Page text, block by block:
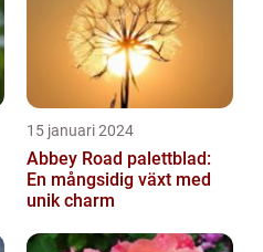
15 januari 2024
Abbey Road palettblad:
En mångsidig växt med
unik charm